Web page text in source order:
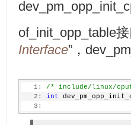
of_init_opp_table
Interface”，
   1:
/* include/linux/
   2:
int
   3: